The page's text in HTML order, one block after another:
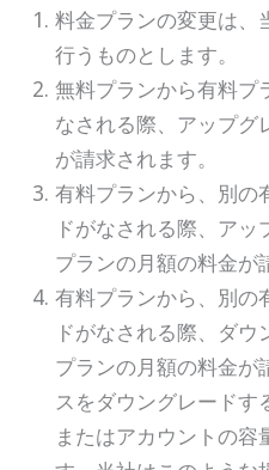
料金プランの変更は、
行うものとします。
無料プランから有料プ
なされる際、アップグ
が請求されます。
有料プランから、別の
ドがなされる際、ア
プランの月額の料金が
有料プランから、別の
ドがなされる際、ダ
プランの月額の料金が
スをダウングレードす
またはアカウントの容